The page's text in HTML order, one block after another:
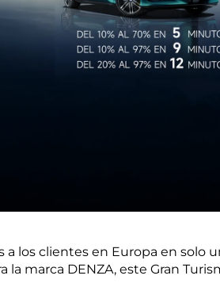
a los clientes en Europa en
marca DENZA, este Gran